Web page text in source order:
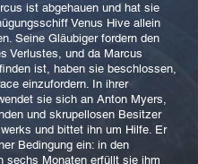
ist abgehauen und hat sie
Venus Hive allein
Seine Gläubiger fordern den
Verlustes, und da Marcus
ist, haben sie beschlossen,
einzufordern. In ihrer
sie sich an Anton Myers,
und skrupellosen Besitzer
und bittet ihn um Hilfe. Er
Bedingung ein: in den
sechs Monaten erfüllt sie ihm